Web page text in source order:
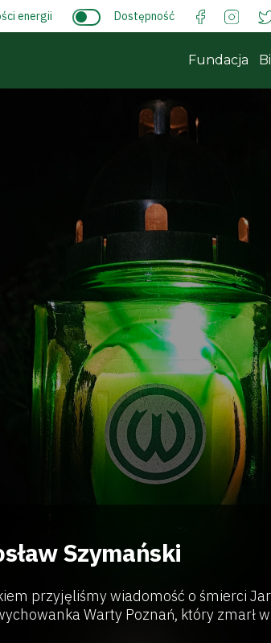
energii Dostępność
Fundacja
Szymański
przyjęliśmy wiadomość o śmierci
Warty Poznań, który zmarł